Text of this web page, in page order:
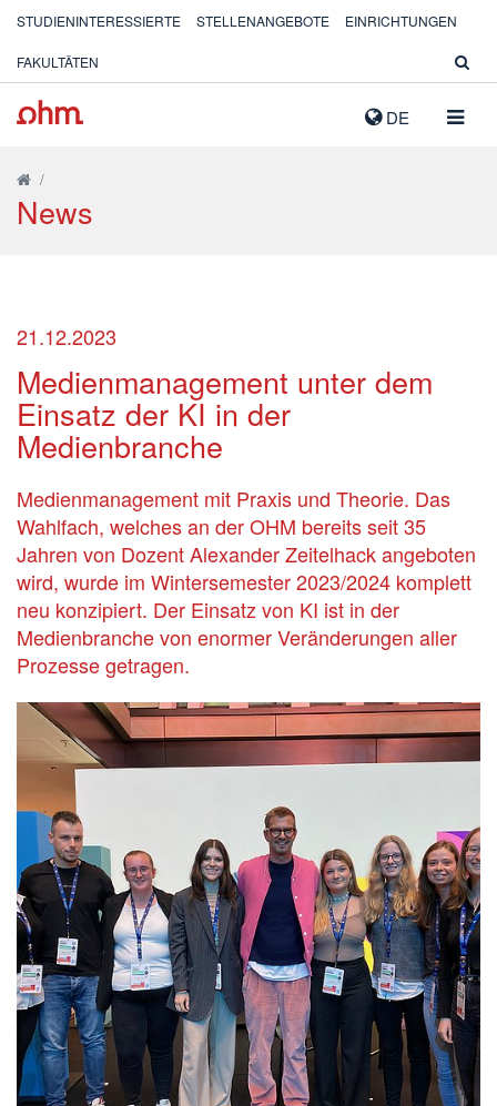
DE
STUDIENINTERESSIERTE STELLENANGEBOTE EINRICHTUNGEN
FAKULTÄTEN
/
News
21.12.2023
Medienmanagement unter dem
Einsatz der KI in der
Medienbranche
Medienmanagement mit Praxis und Theorie. Das
Wahlfach, welches an der OHM bereits seit 35
Jahren von Dozent Alexander Zeitelhack angeboten
wird, wurde im Wintersemester 2023/2024 komplett
neu konzipiert. Der Einsatz von KI ist in der
Medienbranche von enormer Veränderungen aller
Prozesse getragen.